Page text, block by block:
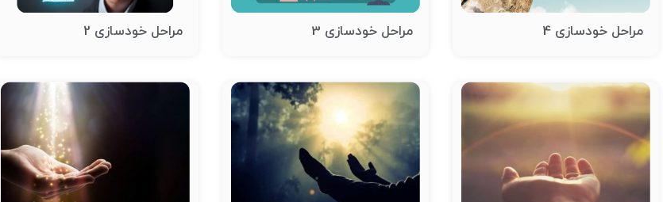
مراحل خودسازی 4 مراحل خودسازی 3 مراحل خودسازی 2